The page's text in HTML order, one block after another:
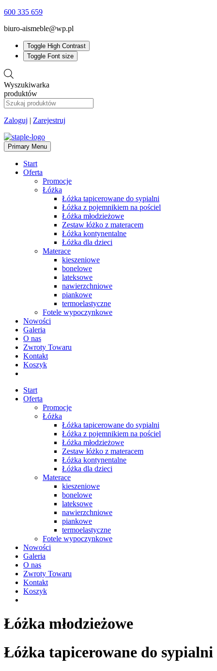
600 335 659
biuro-aismeble@wp.pl
Toggle High Contrast
Toggle Font size
Wyszukiwarka
produktów
Zaloguj | Zarejestruj
Primary Menu
Start
Oferta
Promocje
Łóżka
Łóżka tapicerowane do sypialni
Łóżka z pojemnikiem na pościel
Łóżka młodzieżowe
Zestaw łóżko z materacem
Łóżka kontynentalne
Łóżka dla dzieci
Materace
kieszeniowe
bonelowe
lateksowe
nawierzchniowe
piankowe
termoelastyczne
Fotele wypoczynkowe
Nowości
Galeria
O nas
Zwroty Towaru
Kontakt
Koszyk
Start
Oferta
Promocje
Łóżka
Łóżka tapicerowane do sypialni
Łóżka z pojemnikiem na pościel
Łóżka młodzieżowe
Zestaw łóżko z materacem
Łóżka kontynentalne
Łóżka dla dzieci
Materace
kieszeniowe
bonelowe
lateksowe
nawierzchniowe
piankowe
termoelastyczne
Fotele wypoczynkowe
Nowości
Galeria
O nas
Zwroty Towaru
Kontakt
Koszyk
Łóżka młodzieżowe
Łóżka tapicerowane do sypialni